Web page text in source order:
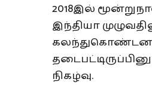
2018இல்
இந்தியா
நிகழ்வு.